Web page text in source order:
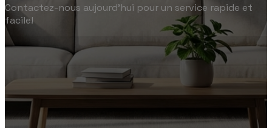
Contactez-nous aujourd'hui pour un service rapide et
facile!